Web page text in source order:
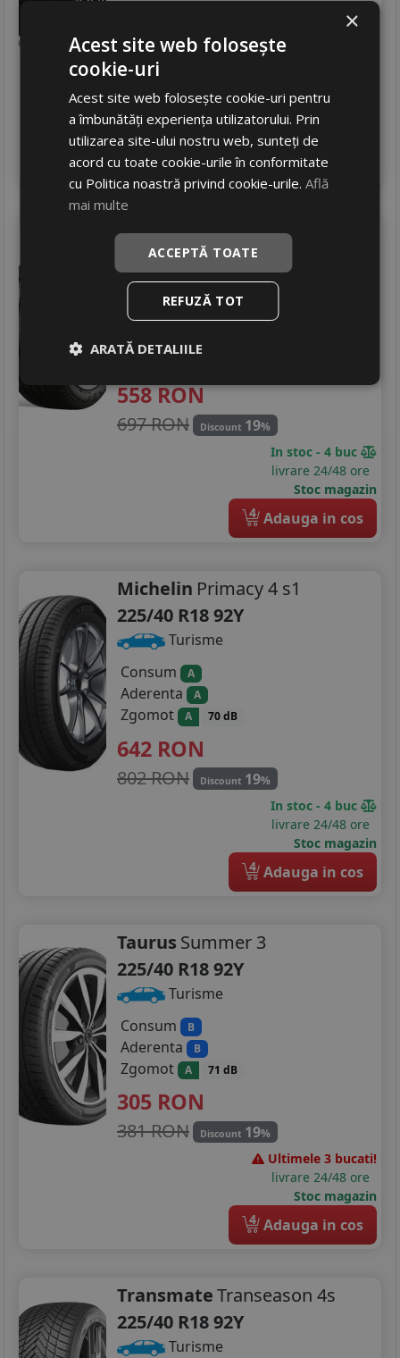
305RON
402 RON
In stoc - 4 buc
livrare 24/48 ore
Stoc magazin
4 Adauga in cos
BridgestoneT005
225/40 R18 92Y
Turisme
Consum A
Aderenta B
558RON
697 RON Discount 19%
In stoc - 4 buc
livrare 24/48 ore
Stoc magazin
4 Adauga in cos
Michelin Primacy 4 s1
225/40 R18 92Y
Turisme
Consum
A
Aderenta A
Zgomot A 70 dB
642 RON
802 RON Discount 19%
In stoc - 4 buc
livrare 24/48 ore
Stoc magazin
4 Adauga in cos
Taurus Summer 3
225/40 R18 92Y
Turisme
Consum
B
Aderenta B
Zgomot A 71 dB
305 RON
381 RON Discount 19%
Ultimele 3 bucati!
livrare 24/48 ore
Stoc magazin
4 Adauga in cos
TransmateTranseason 4s
225/40 R18 92Y
Turisme
×
Acest site web folosește
cookie-uri
Acest site web folosește cookie-uri pentru
a îmbunătăți experiența utilizatorului. Prin
utilizarea site-ului nostru web, sunteți de
acord cu toate cookie-urile în conformitate
cu Politica noastră privind cookie-urile.Află
mai multe
ACCEPTĂ TOATE
REFUZĂ TOT
ARATĂ DETALIILE